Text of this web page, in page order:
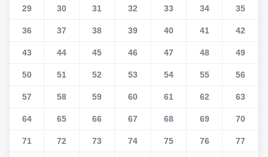
29 30 31 32 33 34 35
36 37 38 39 40 41 42
43 44 45 46 47 48 49
50 51 52 53 54 55 56
57 58 59 60 61 62 63
64 65 66 67 68 69 70
71 72 73 74 75 76 77